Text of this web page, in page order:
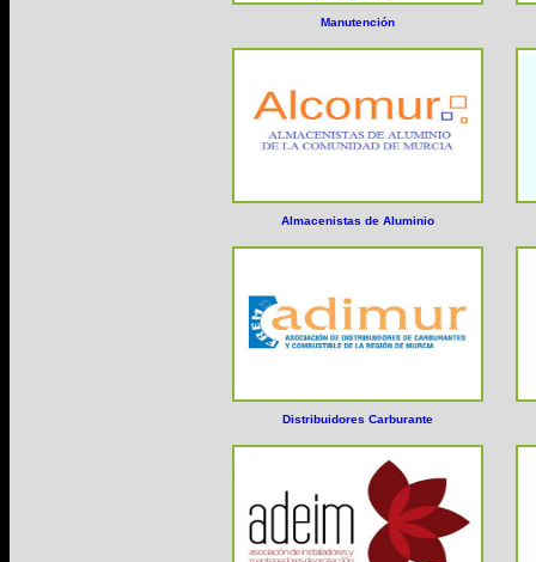
Manutención
Almacenistas de Aluminio
Distribuidores Carburante